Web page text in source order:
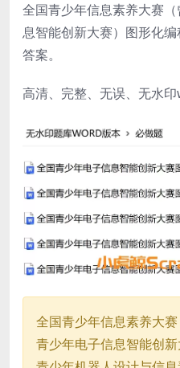
全国青少年信息素养大赛
息智能创新大赛）图形化
答案。
高清、完整、无误、无水印
全国青少年信息素养大
青少年电子信息智能创